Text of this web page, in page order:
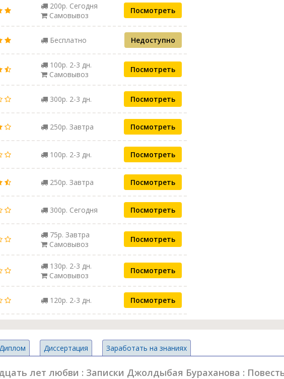
200р. Сегодня
Самовывоз
Посмотреть
Бесплатно Недоступно
100р. 2-3 дн.
Самовывоз
Посмотреть
300р. 2-3 дн. Посмотреть
250р. Завтра Посмотреть
100р. 2-3 дн. Посмотреть
250р. Завтра Посмотреть
300р. Сегодня Посмотреть
75р. Завтра
Самовывоз
Посмотреть
130р. 2-3 дн.
Самовывоз
Посмотреть
120р. 2-3 дн. Посмотреть
Диссертация Заработать на знаниях
лет любви : Записки Джолдыбая Бураханова :